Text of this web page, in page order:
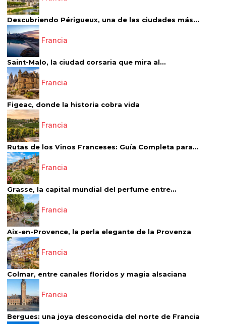
Descubriendo Périgueux, una de las ciudades más...
Francia
Saint-Malo, la ciudad corsaria que mira al...
Francia
Figeac, donde la historia cobra vida
Francia
Rutas de los Vinos Franceses: Guía Completa para...
Francia
Grasse, la capital mundial del perfume entre...
Francia
Aix-en-Provence, la perla elegante de la Provenza
Francia
Colmar, entre canales floridos y magia alsaciana
Francia
Bergues: una joya desconocida del norte de Francia